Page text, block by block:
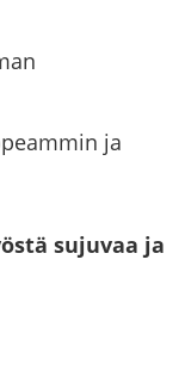
ja
su­ju­vaa ja